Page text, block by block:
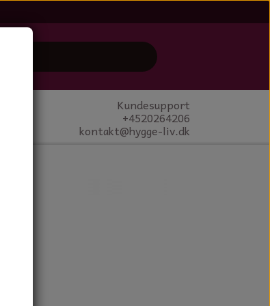
Kundesupport
+4520264206
kontakt@hygge-liv.dk